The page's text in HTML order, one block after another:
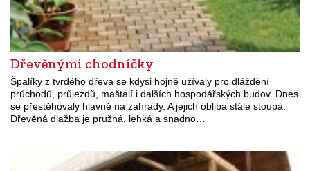
Dřevěnými chodníčky
Špalíky z tvrdého dřeva se kdysi hojně užívaly pro dláždění
průchodů, průjezdů, maštalí i dalších hospodářských budov. Dnes
se přestěhovaly hlavně na zahrady. A jejich obliba stále stoupá.
Dřevěná dlažba je pružná, lehká a snadno…